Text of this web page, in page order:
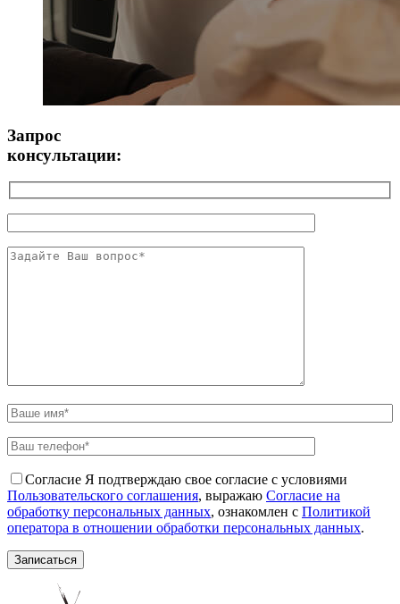
Запрос
консультации:
Согласие Я подтверждаю свое согласие с условиями
Пользовательского соглашения, выражаю Согласие на
обработку персональных данных, ознакомлен с Политикой
оператора в отношении обработки персональных данных.